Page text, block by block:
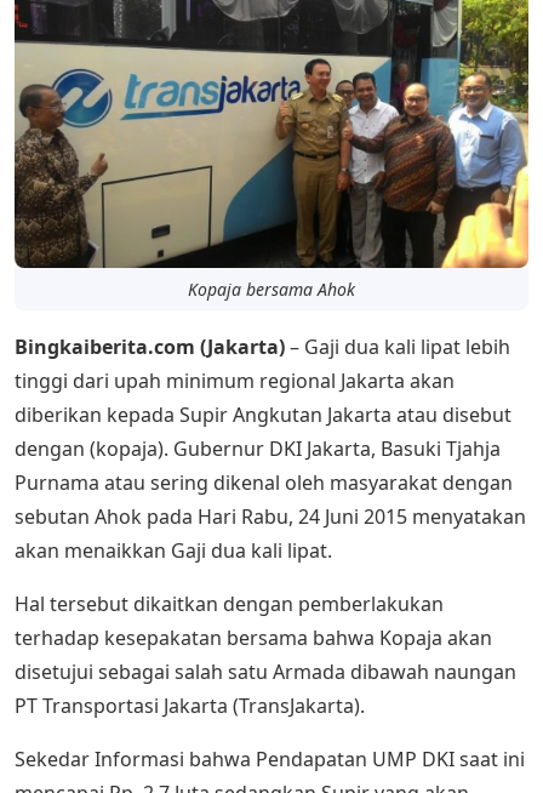
Kopaja bersama Ahok
Bingkaiberita.com (Jakarta)– Gaji dua kali lipat lebih
tinggi dari upah minimum regional Jakarta akan
diberikan kepada Supir Angkutan Jakarta atau disebut
dengan (kopaja). Gubernur DKI Jakarta, Basuki Tjahja
Purnama atau sering dikenal oleh masyarakat dengan
sebutan Ahok pada Hari Rabu, 24 Juni 2015 menyatakan
akan menaikkan Gaji dua kali lipat.
Hal tersebut dikaitkan dengan pemberlakukan
terhadap kesepakatan bersama bahwa Kopaja akan
disetujui sebagai salah satu Armada dibawah naungan
PT Transportasi Jakarta (TransJakarta).
Sekedar Informasi bahwa Pendapatan UMP DKI saat ini